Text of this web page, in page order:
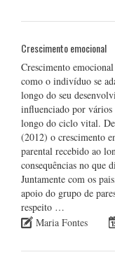
Crescimento emocional
Crescimento
como o indivíduo se
longo do seu
influenciado por vários
longo do ciclo vital. De
(2012) o crescimento
parental recebido ao
consequências no que
Juntamente com os
apoio do grupo de
respeito …
Maria Fontes